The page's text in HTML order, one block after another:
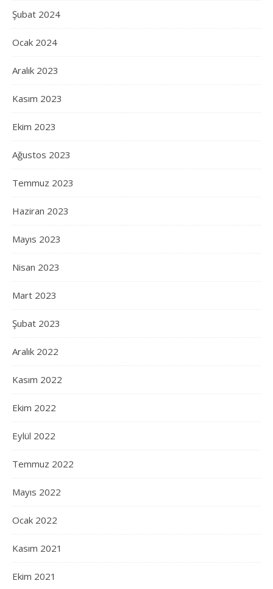
Şubat 2024
Ocak 2024
Aralık 2023
Kasım 2023
Ekim 2023
Ağustos 2023
Temmuz 2023
Haziran 2023
Mayıs 2023
Nisan 2023
Mart 2023
Şubat 2023
Aralık 2022
Kasım 2022
Ekim 2022
Eylül 2022
Temmuz 2022
Mayıs 2022
Ocak 2022
Kasım 2021
Ekim 2021